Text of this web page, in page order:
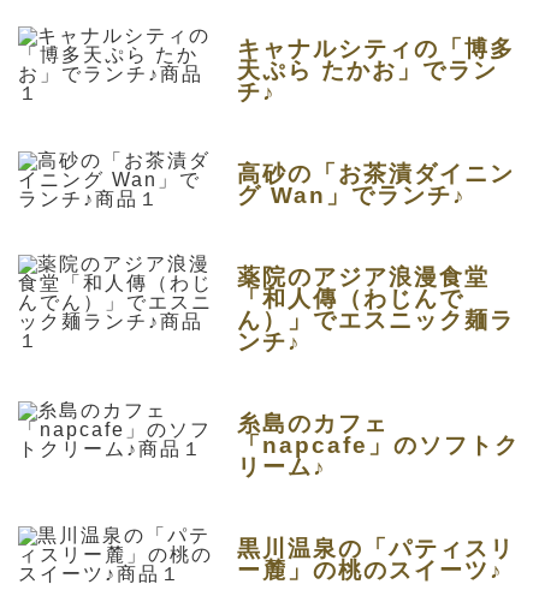
キャナルシティの「博多
天ぷら たかお」でラン
チ♪
高砂の「お茶漬ダイニン
グ Wan」でランチ♪
薬院のアジア浪漫食堂
「和人傳（わじんで
ん）」でエスニック麺ラ
ンチ♪
糸島のカフェ
「napcafe」のソフトク
リーム♪
黒川温泉の「パティスリ
ー麓」の桃のスイーツ♪